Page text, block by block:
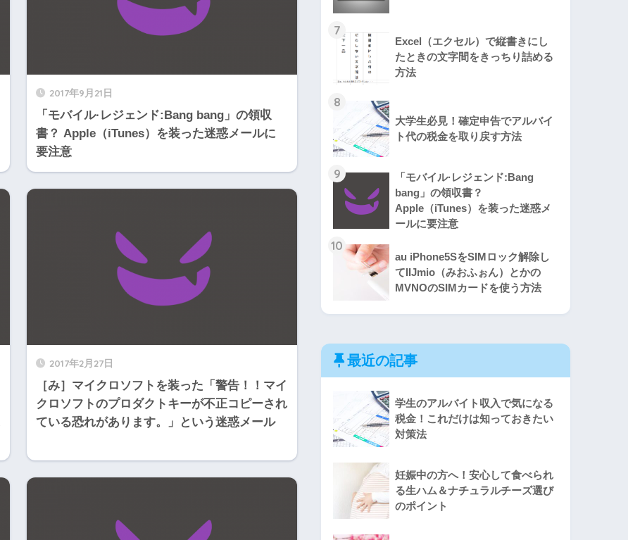
2017年9月21日
「モバイル·レジェンド:Bang bang」の領収
書？ Apple（iTunes）を装った迷惑メールに
要注意
2017年2月27日
［み］マイクロソフトを装った「警告！！マイ
クロソフトのプロダクトキーが不正コピーされ
ている恐れがあります。」という迷惑メール
7
Excel（エクセル）で縦書きにし
たときの文字間をきっちり詰める
方法
8
大学生必見！確定申告でアルバイ
ト代の税金を取り戻す方法
9
「モバイル·レジェンド:Bang
bang」の領収書？
Apple（iTunes）を装った迷惑メ
ールに要注意
10
au iPhone5SをSIMロック解除し
てIIJmio（みおふぉん）とかの
MVNOのSIMカードを使う方法
最近の記事
学生のアルバイト収入で気になる
税金！これだけは知っておきたい
対策法
妊娠中の方へ！安心して食べられ
る生ハム＆ナチュラルチーズ選び
のポイント